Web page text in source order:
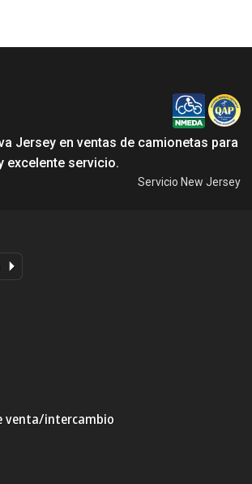
Jersey en ventas de camionetas para
excelente servicio.
Servicio New Jersey
venta/intercambio